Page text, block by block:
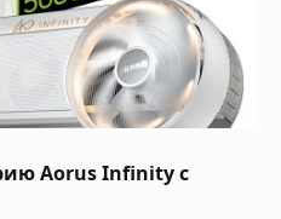
Aorus Infinity с